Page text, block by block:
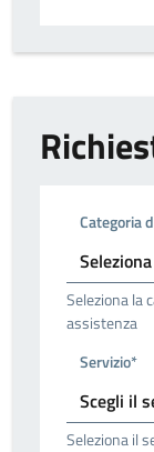
Categoria
Seleziona la
assistenza
Servizio*
Seleziona il